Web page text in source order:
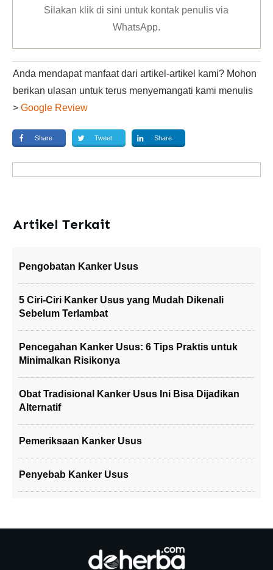
Silakan klikdi sini untuk kontak penulis via
WhatsApp.
Anda mendapat manfaat dari artikel-artikel kami? Mohon
berikan ulasan untuk terus menyemangati kami menulis
> Google Review
Share Tweet Share
Artikel Terkait
Pengobatan Kanker Usus
5 Ciri-Ciri Kanker Usus yang Mudah Dikenali
Sebelum Terlambat
Pencegahan Kanker Usus: 6 Tips Praktis untuk
Minimalkan Risikonya
Obat Tradisional Kanker Usus Ini Bisa Dijadikan
Alternatif
Pemeriksaan Kanker Usus
Penyebab Kanker Usus